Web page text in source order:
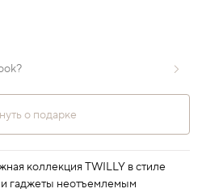
о подарке
коллекция TWILLY в стиле
гаджеты неотъемлемым